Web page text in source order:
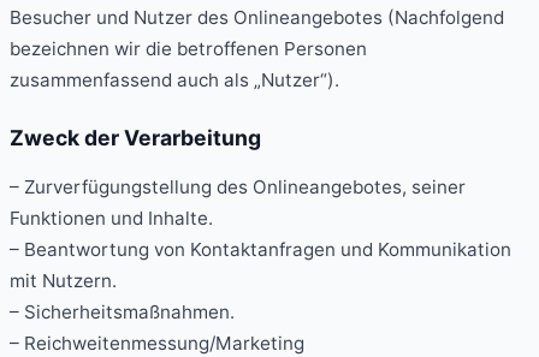
Besucher und Nutzer des Onlineangebotes (Nachfolgend
bezeichnen wir die betroffenen Personen
zusammenfassend auch als „Nutzer“).
Zweck der Verarbeitung
– Zurverfügungstellung des Onlineangebotes, seiner
Funktionen und Inhalte.
– Beantwortung von Kontaktanfragen und Kommunikation
mit Nutzern.
– Sicherheitsmaßnahmen.
– Reichweitenmessung/Marketing